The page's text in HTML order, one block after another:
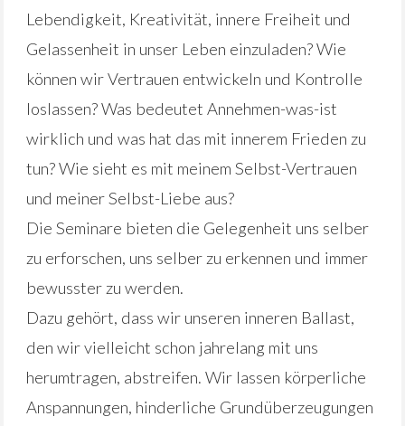
Lebendigkeit, Kreativität, innere Freiheit und
Gelassenheit in unser Leben einzuladen? Wie
können wir Vertrauen entwickeln und Kontrolle
loslassen? Was bedeutet Annehmen-was-ist
wirklich und was hat das mit innerem Frieden zu
tun? Wie sieht es mit meinem Selbst-Vertrauen
und meiner Selbst-Liebe aus?
Die Seminare bieten die Gelegenheit uns selber
zu erforschen, uns selber zu erkennen und immer
bewusster zu werden.
Dazu gehört, dass wir unseren inneren Ballast,
den wir vielleicht schon jahrelang mit uns
herumtragen, abstreifen. Wir lassen körperliche
Anspannungen, hinderliche Grundüberzeugungen